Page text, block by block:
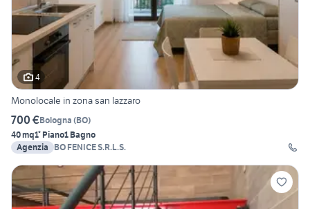
4
Monolocale in zona san lazzaro
700 €Bologna (BO)
40 mq1° Piano1 Bagno
Agenzia
BO FENICE S.R.L.S.